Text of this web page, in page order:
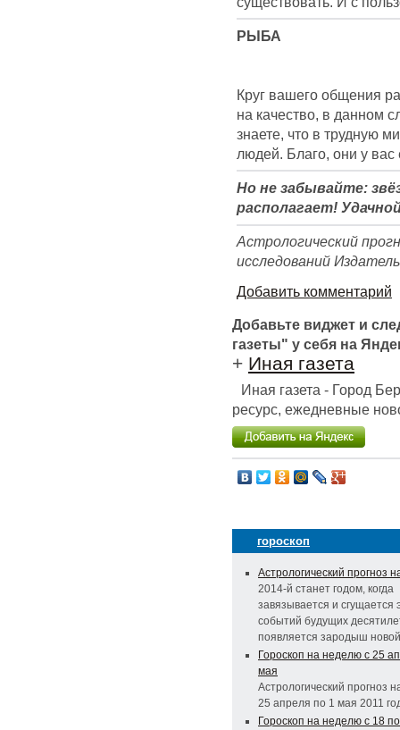
РЫБА
Круг вашего общения
на качество, в данном
знаете, что в трудную
людей. Благо, они у вас
Но не забывайте:
располагает!
Астрологический
исследований
Добавить комментарий
Добавьте виджет и
газеты" у себя на
+ Иная газета
Иная газета - Город
ресурс, ежедневные
гороскоп
Астрологический прогноз
2014-й станет годом, когда
завязывается и сгущается
событий будущих
появляется зародыш
Гороскоп на неделю с 25
мая
Астрологический прогноз
25 апреля по 1 мая 2011
Гороскоп на неделю с 18